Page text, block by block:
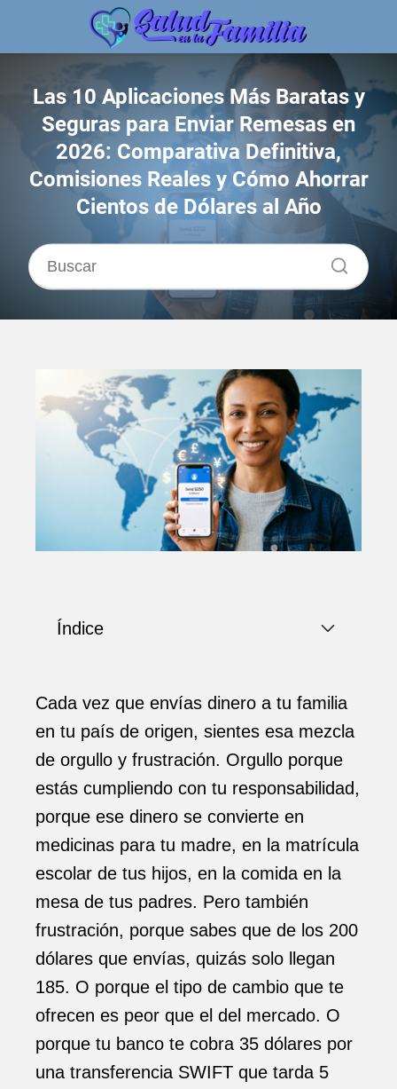
Las 10 Aplicaciones Más Baratas y
Seguras para Enviar Remesas en
2026: Comparativa Definitiva,
Comisiones Reales y Cómo Ahorrar
Cientos de Dólares al Año
Índice
Cada vez que envías dinero a tu familia
en tu país de origen, sientes esa mezcla
de orgullo y frustración. Orgullo porque
estás cumpliendo con tu responsabilidad,
porque ese dinero se convierte en
medicinas para tu madre, en la matrícula
escolar de tus hijos, en la comida en la
mesa de tus padres. Pero también
frustración, porque sabes que de los 200
dólares que envías, quizás solo llegan
185. O porque el tipo de cambio que te
ofrecen es peor que el del mercado. O
porque tu banco te cobra 35 dólares por
una transferencia SWIFT que tarda 5